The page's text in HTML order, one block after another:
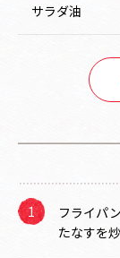
サラダ油
フライパ
たなすを